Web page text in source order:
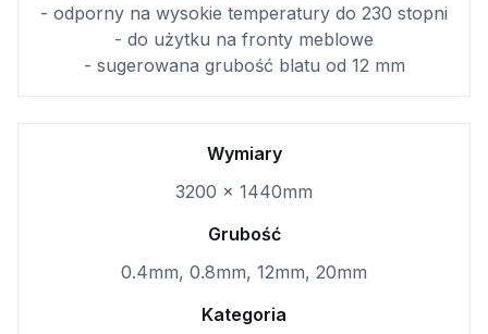
- odporny na wysokie temperatury do 230 stopni
- do użytku na fronty meblowe
- sugerowana grubość blatu od 12 mm
Wymiary
3200 x 1440mm
Grubość
0.4mm, 0.8mm, 12mm, 20mm
Kategoria